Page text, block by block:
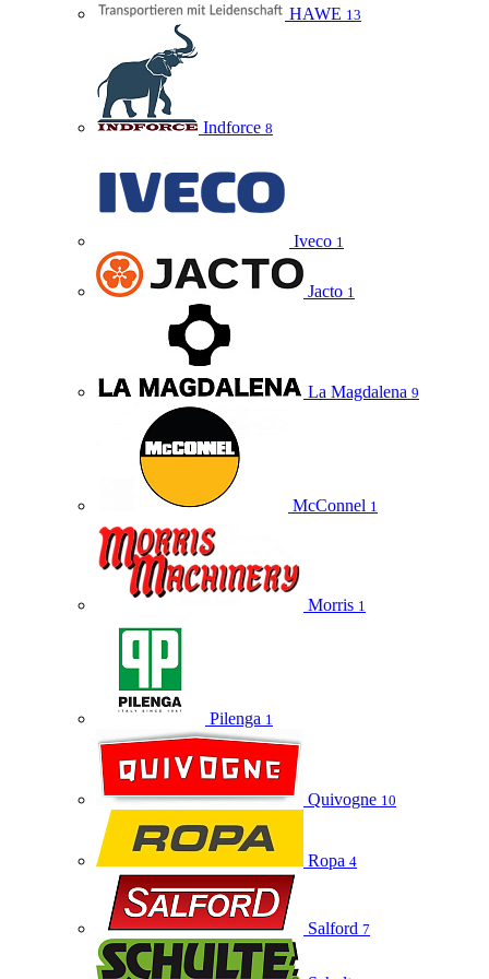
HAWE 13
Indforce 8
Iveco 1
Jacto 1
La Magdalena 9
McConnel 1
Morris 1
Pilenga 1
Quivogne 10
Ropa 4
Salford 7